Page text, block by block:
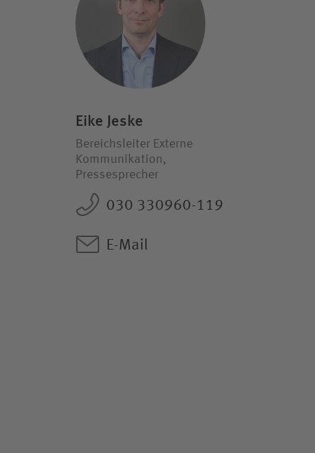
Eike Jeske
Bereichsleiter Externe
Kommunikation,
Pressesprecher
030 330960-119
E-Mail